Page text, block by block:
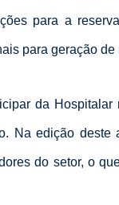
para a
para geração de
da
Na edição
do setor, o